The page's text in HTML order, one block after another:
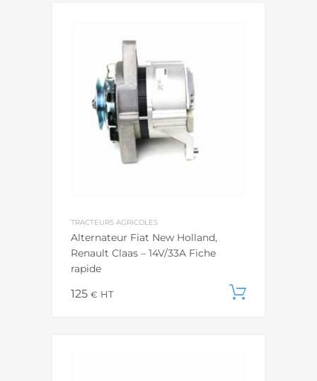
TRACTEURS AGRICOLES
Alternateur Fiat New Holland,
Renault Claas – 14V/33A Fiche
rapide
125 € HT